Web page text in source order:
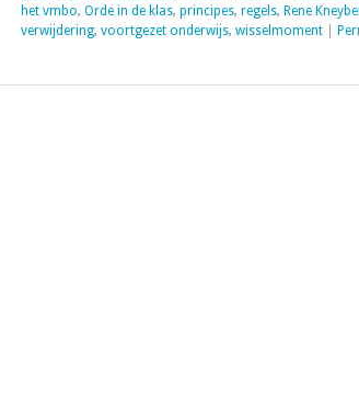
het vmbo, Orde in de klas, principes, regels, Rene
verwijdering, voortgezet onderwijs, wisselmoment|